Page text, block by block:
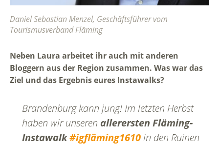
Daniel Sebastian Menzel, Geschäftsführer vom
Tourismusverband Fläming
Neben Laura arbeitet ihr auch mit anderen
Bloggern aus der Region zusammen. Was war das
Ziel und das Ergebnis eures Instawalks?
Brandenburg kann jung! Im letzten Herbst
haben wir unseren allerersten Fläming-
Instawalk#igfläming1610in den Ruinen